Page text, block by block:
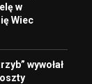
w
Wiec
wywołał